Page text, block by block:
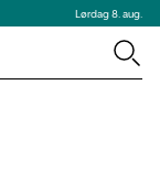
Lørdag 8. aug.